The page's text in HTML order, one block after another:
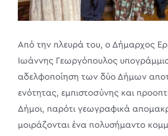
Από την πλευρά του, ο Δήμαρχος
Ιωάννης Γεωργόπουλος
αδελφοποίηση των δύο Δήμων
ενότητας, εμπιστοσύνης και
Δήμοι, παρότι γεωγραφικά
μοιράζονται ένα πολυσήμαντο